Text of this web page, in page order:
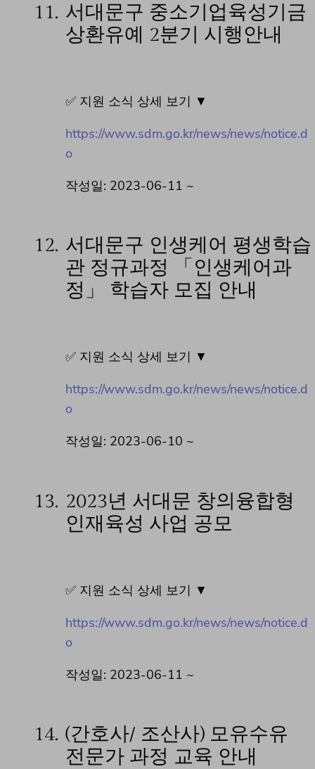
11. 서대문구 중소기업육성기금
상환유예 2분기 시행안내
✅ 지원 소식 상세 보기 ▼
https://www.sdm.go.kr/news/news/notice.d
o
작성일: 2023-06-11 ~
12. 서대문구 인생케어 평생학습
관 정규과정 「인생케어과
정」 학습자 모집 안내
✅ 지원 소식 상세 보기 ▼
https://www.sdm.go.kr/news/news/notice.d
o
작성일: 2023-06-10 ~
13. 2023년 서대문 창의융합형
인재육성 사업 공모
✅ 지원 소식 상세 보기 ▼
https://www.sdm.go.kr/news/news/notice.d
o
작성일: 2023-06-11 ~
14. (간호사/ 조산사) 모유수유
전문가 과정 교육 안내